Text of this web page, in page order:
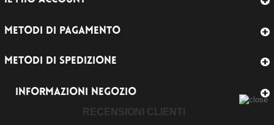
METODI DI PAGAMENTO
METODI DI SPEDIZIONE
INFORMAZIONI NEGOZIO
RECENSIONI CLIENTI